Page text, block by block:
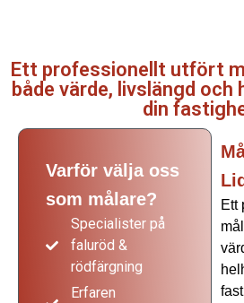
Ett professionellt utfört
både värde, livslängd
din
Varför välja oss
som målare?
Specialister på
faluröd &
rödfärgning
Erfaren
Ett